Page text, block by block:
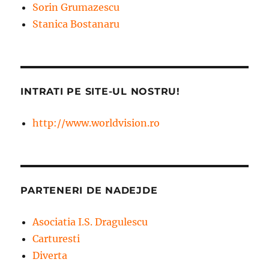
Sorin Grumazescu
Stanica Bostanaru
INTRATI PE SITE-UL NOSTRU!
http://www.worldvision.ro
PARTENERI DE NADEJDE
Asociatia I.S. Dragulescu
Carturesti
Diverta